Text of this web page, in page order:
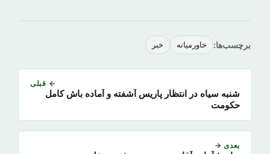
برچسب‌ها: خاورمیانه خبر
← قبلی
شنبه سیاه در انتظار پاریس آشفته و آماده باش کامل
حکومت
بعدی →